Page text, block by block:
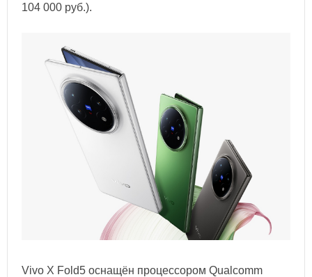
104 000 руб.).
Vivo X Fold5 оснащён процессором Qualcomm